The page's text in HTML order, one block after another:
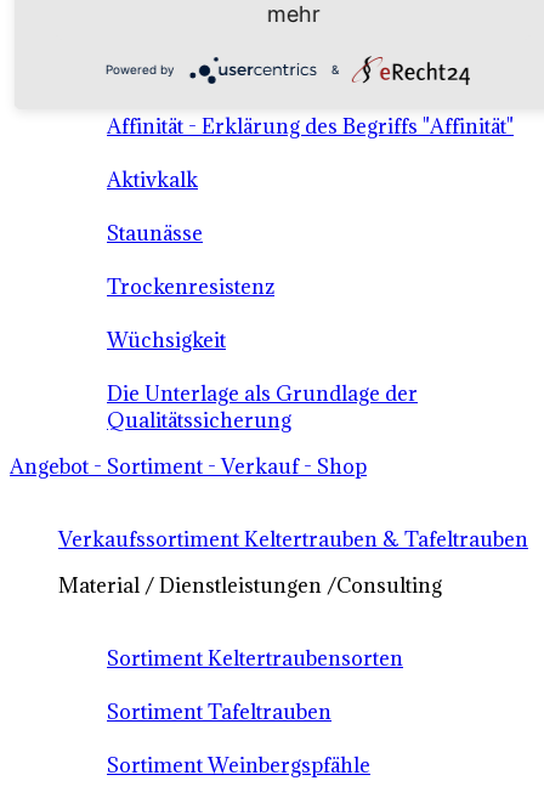
"Adaption"
Affinität - Erklärung des Begriffs "Affinität"
Aktivkalk
Staunässe
Trockenresistenz
Wüchsigkeit
Die Unterlage als Grundlage der
Qualitätssicherung
Angebot - Sortiment - Verkauf - Shop
Verkaufssortiment Keltertrauben & Tafeltrauben
Material / Dienstleistungen /Consulting
Sortiment Keltertraubensorten
Sortiment Tafeltrauben
Sortiment Weinbergspfähle
mehr
Powered by &